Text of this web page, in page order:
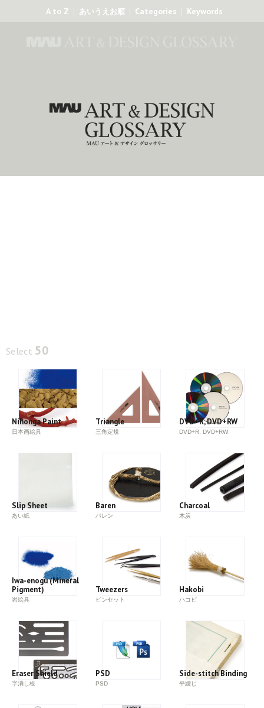
A to Z あいうえお順 Categories Keywords
Select 50
Nihonga Paint
日本画絵具
Triangle
三角定規
DVD+R, DVD+RW
DVD+R, DVD+RW
Slip Sheet
あい紙
Baren
バレン
Charcoal
木炭
Iwa-enogu (Mineral
Pigment)
岩絵具
Tweezers
ピンセット
Hakobi
ハコビ
Eraser Shield
字消し板
PSD
PSD
Side-stitch Binding
平綴じ